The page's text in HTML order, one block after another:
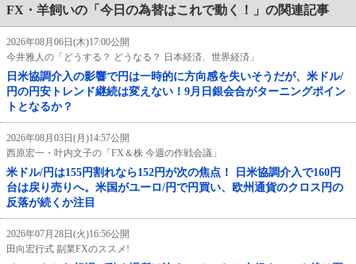
FX・羊飼いの「今日の為替はこれで動く！」の関連記事
2026年08月06日(木)17:00公開
今井雅人の「どうする？ どうなる？ 日本経済、世界経済」
日米協調介入の影響で円は一時的に方向感を失いそうだが、米ドル/
円の円安トレンド継続は変えない！9月日銀会合がターニングポイン
トとなるか？
2026年08月03日(月)14:57公開
西原宏一・叶内文子の「FX＆株 今週の作戦会議」
米ドル/円は155円割れなら152円が次の焦点！ 日米協調介入で160円
台は戻り売りへ。米国がユーロ/円で円買い、欧州通貨のクロス円の
反落が続くか注目
2026年07月28日(火)16:56公開
田向宏行式 副業FXのススメ!